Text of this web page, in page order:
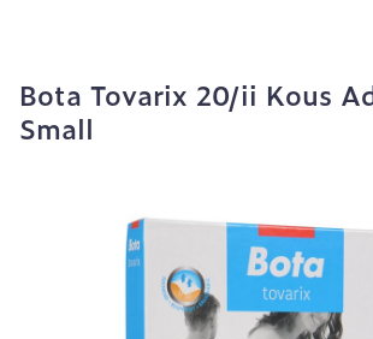
Bota Tovarix 20/ii Kous
Small